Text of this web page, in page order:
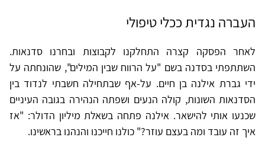
העברה נגדית ככלי טיפולי
לאחר הפסקה קצרה התחלקנו לקבוצות ובחרנו סדנאות.
השתתפתי בסדנה בשם "על הרווח שבין המילים", שהונחתה על
ידי גברת אילנה בן חיים. על-אף שבתחילה חשבתי לנדוד בין
הסדנאות השונות, קולה הנעים ושפתה הנהירה בגובה העיניים
שכנעו אותי להישאר. אילנה פתחה בשאלת מיליון הדולר: "אז
איך זה עובד ומה בעצם עוזר?" כולנו חייכנו והנהנו בראשינו.